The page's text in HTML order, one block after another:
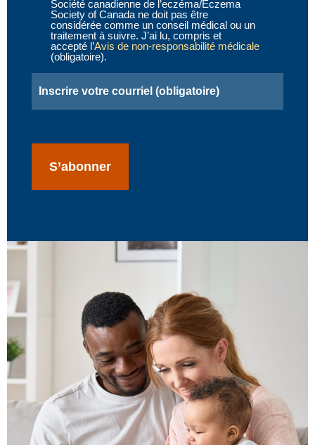
(obligatoire)
Société canadienne de l’eczéma/Eczema
Society of Canada ne doit pas être
considérée comme un conseil médical ou un
traitement à suivre. J’ai lu, compris et
accepté l’Avis de non-responsabilité médicale
(obligatoire).
(obligatoire)